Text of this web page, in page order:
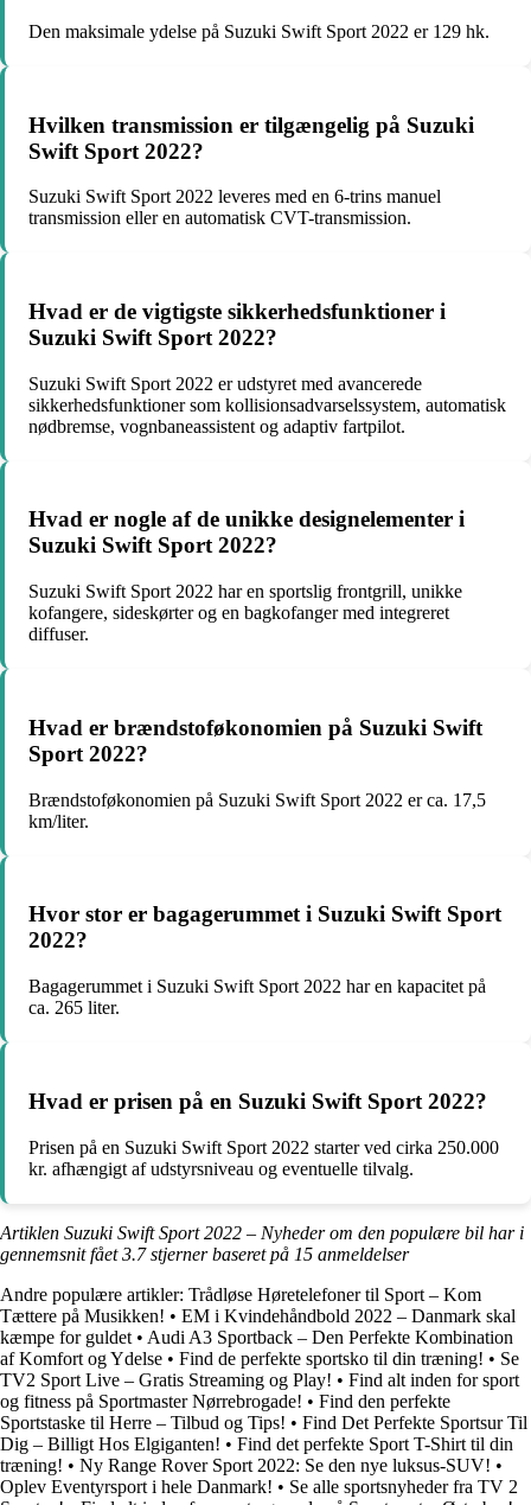
Den maksimale ydelse på Suzuki Swift Sport 2022 er 129 hk.
Hvilken transmission er tilgængelig på Suzuki
Swift Sport 2022?
Suzuki Swift Sport 2022 leveres med en 6-trins manuel
transmission eller en automatisk CVT-transmission.
Hvad er de vigtigste sikkerhedsfunktioner i
Suzuki Swift Sport 2022?
Suzuki Swift Sport 2022 er udstyret med avancerede
sikkerhedsfunktioner som kollisionsadvarselssystem, automatisk
nødbremse, vognbaneassistent og adaptiv fartpilot.
Hvad er nogle af de unikke designelementer i
Suzuki Swift Sport 2022?
Suzuki Swift Sport 2022 har en sportslig frontgrill, unikke
kofangere, sideskørter og en bagkofanger med integreret
diffuser.
Hvad er brændstoføkonomien på Suzuki Swift
Sport 2022?
Brændstoføkonomien på Suzuki Swift Sport 2022 er ca. 17,5
km/liter.
Hvor stor er bagagerummet i Suzuki Swift Sport
2022?
Bagagerummet i Suzuki Swift Sport 2022 har en kapacitet på
ca. 265 liter.
Hvad er prisen på en Suzuki Swift Sport 2022?
Prisen på en Suzuki Swift Sport 2022 starter ved cirka 250.000
kr. afhængigt af udstyrsniveau og eventuelle tilvalg.
Artiklen Suzuki Swift Sport 2022 – Nyheder om den populære bil har i
gennemsnit fået3.7stjerner baseret på 15 anmeldelser
Andre populære artikler: Trådløse Høretelefoner til Sport – Kom
Tættere på Musikken! • EM i Kvindehåndbold 2022 – Danmark skal
kæmpe for guldet • Audi A3 Sportback – Den Perfekte Kombination
af Komfort og Ydelse • Find de perfekte sportsko til din træning! • Se
TV2 Sport Live – Gratis Streaming og Play! • Find alt inden for sport
og fitness på Sportmaster Nørrebrogade! • Find den perfekte
Sportstaske til Herre – Tilbud og Tips! • Find Det Perfekte Sportsur Til
Dig – Billigt Hos Elgiganten! • Find det perfekte Sport T-Shirt til din
træning! • Ny Range Rover Sport 2022: Se den nye luksus-SUV! •
Oplev Eventyrsport i hele Danmark! • Se alle sportsnyheder fra TV 2